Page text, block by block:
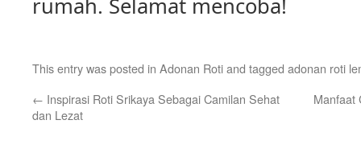
rumah. Selamat mencoba!
This entry was posted in Adonan Rotiand tagged adonan roti
← Inspirasi Roti Srikaya Sebagai Camilan Sehat
dan Lezat
Manfaat